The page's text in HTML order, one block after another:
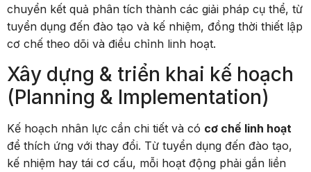
chuyển kết quả phân tích thành các giải pháp cụ thể, từ
tuyển dụng đến đào tạo và kế nhiệm, đồng thời thiết lập
cơ chế theo dõi và điều chỉnh linh hoạt.
Xây dựng & triển khai kế hoạch
(Planning & Implementation)
Kế hoạch nhân lực cần chi tiết và có cơ chế linh hoạt
để thích ứng với thay đổi. Từ tuyển dụng đến đào tạo,
kế nhiệm hay tái cơ cấu, mỗi hoạt động phải gắn liền